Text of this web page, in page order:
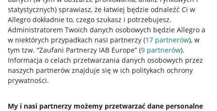
statystycznych) sprawiasz, że łatwiej będzie odnaleźć Ci w
Allegro dokładnie to, czego szukasz i potrzebujesz.
Administratorem Twoich danych osobowych będzie Allegro a
w niektórych przypadkach nasi partnerzy (17 partnerów), w
tym tzw. “Zaufani Partnerzy IAB Europe” (9 partnerów).
Informacja o celach przetwarzania danych osobowych przez
naszych partnerów znajduje się w ich politykach ochrony
prywatności.
My i nasi partnerzy możemy przetwarzać dane personalne
Przydatne informacje
Jak to działa